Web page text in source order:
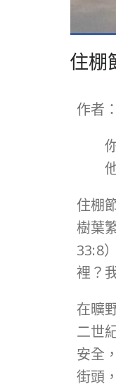
住棚
作者
住棚
樹葉
33:8
裡？
在曠
二世
安全
街頭